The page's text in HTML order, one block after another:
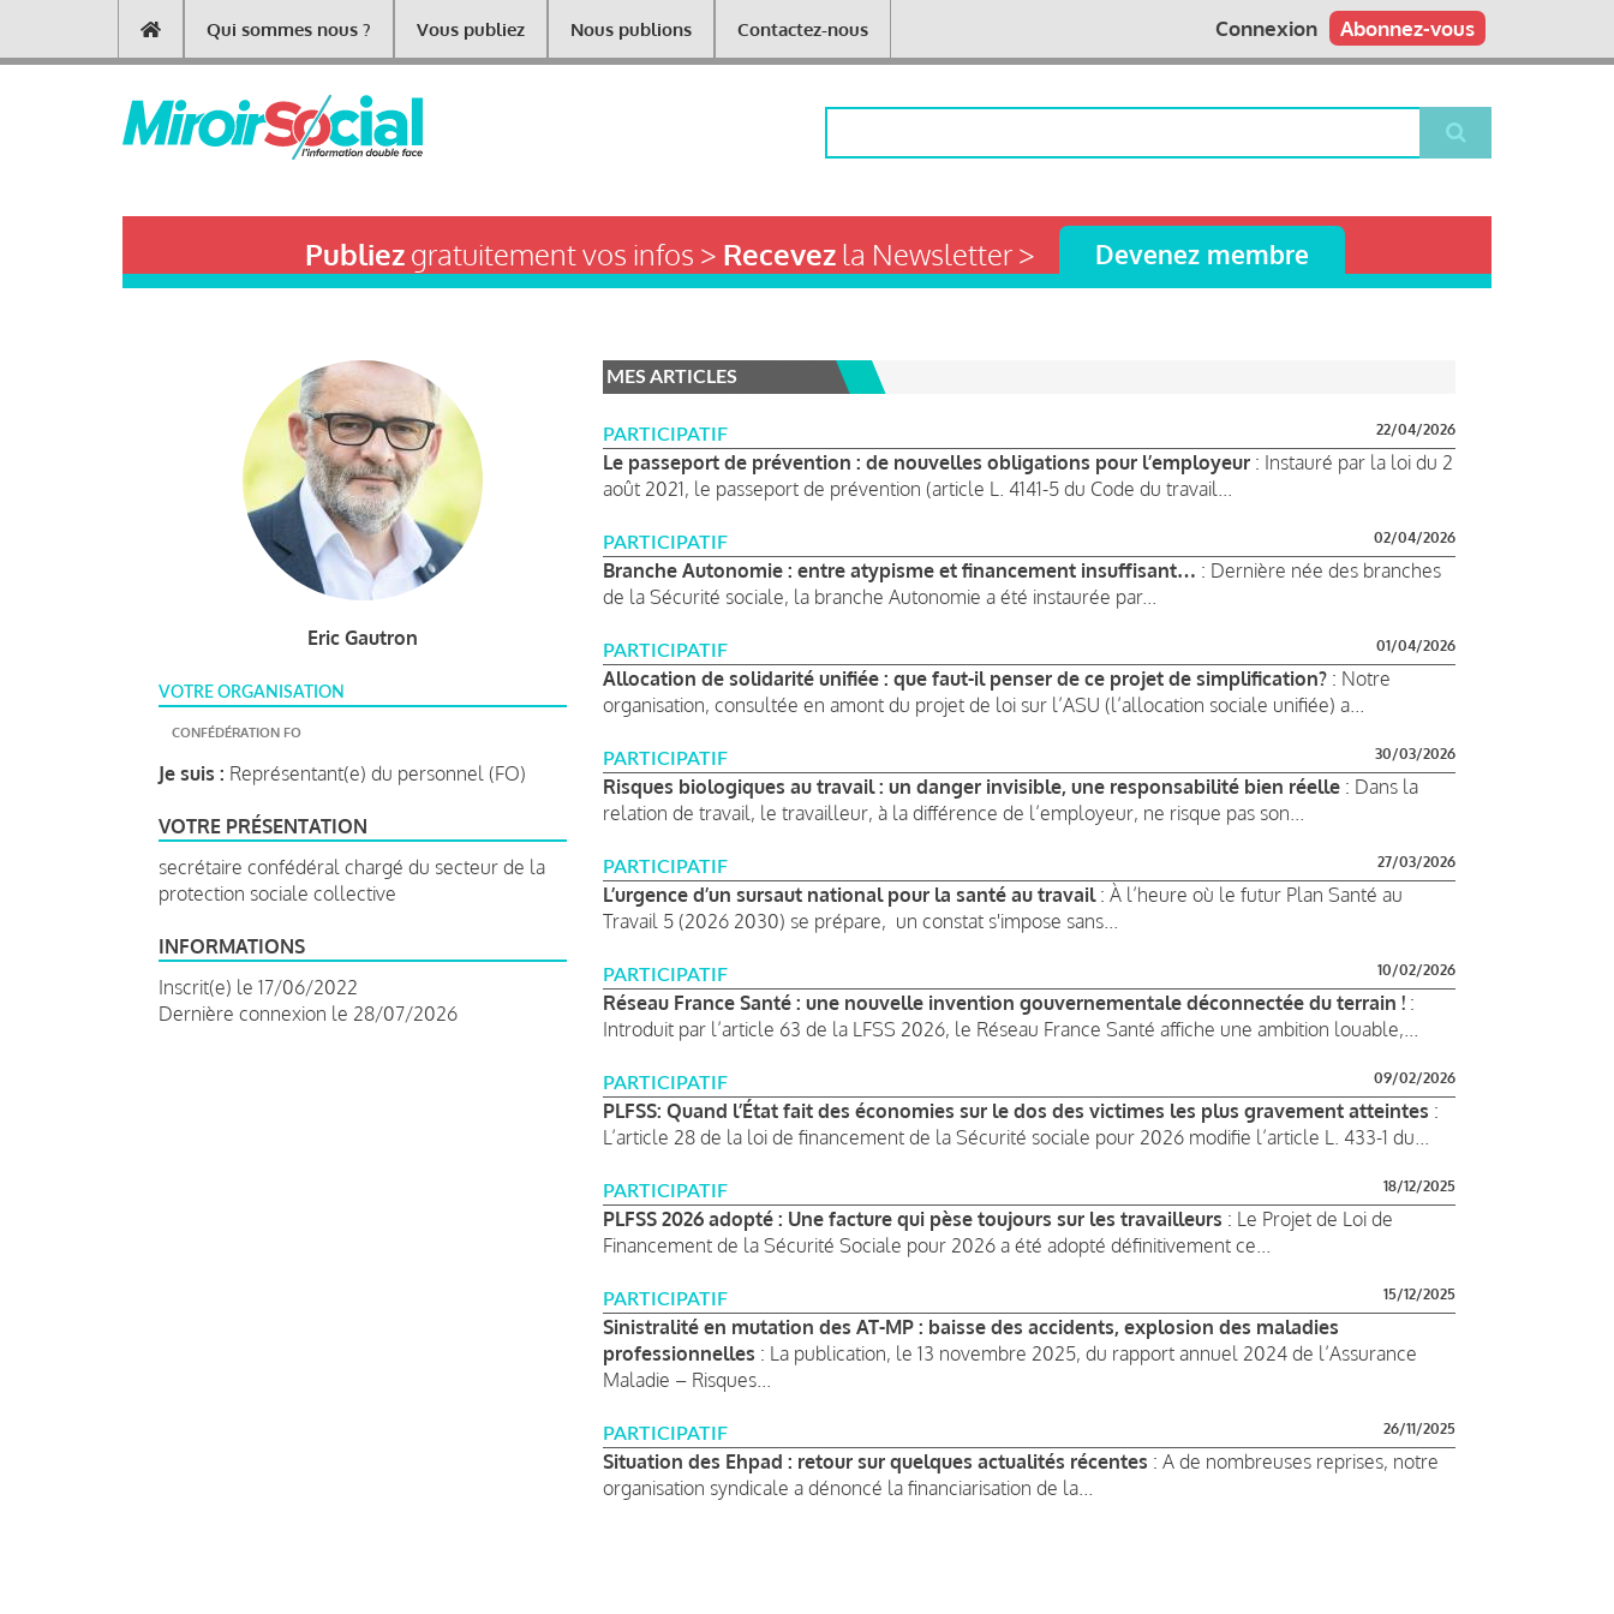
contenu
Main
navigation
Qui sommes nous ? Vous publiez Nous publions Contactez-nous Abonnez-vous
Connexion
Publiezgratuitement vos infos > Recevezla Newsletter > Devenez membre
Eric Gautron
VOTRE ORGANISATION
CONFÉDÉRATION FO
Je suis : Représentant(e) du personnel (FO)
VOTRE PRÉSENTATION
secrétaire confédéral chargé du secteur de la
protection sociale collective
INFORMATIONS
Inscrit(e) le 17/06/2022
Dernière connexion le 28/07/2026
MES ARTICLES
PARTICIPATIF 22/04/2026
Le passeport de prévention : de nouvelles obligations pour l’employeur : Instauré par la loi du 2
août 2021, le passeport de prévention (article L. 4141-5 du Code du travail...
PARTICIPATIF 02/04/2026
Branche Autonomie : entre atypisme et financement insuffisant… : Dernière née des branches
de la Sécurité sociale, la branche Autonomie a été instaurée par...
PARTICIPATIF 01/04/2026
Allocation de solidarité unifiée : que faut-il penser de ce projet de simplification? : Notre
organisation, consultée en amont du projet de loi sur l’ASU (l’allocation sociale unifiée) a...
PARTICIPATIF 30/03/2026
Risques biologiques au travail : un danger invisible, une responsabilité bien réelle : Dans la
relation de travail, le travailleur, à la différence de l’employeur, ne risque pas son...
PARTICIPATIF 27/03/2026
L’urgence d’un sursaut national pour la santé au travail: À l’heure où le futur Plan Santé au
Travail 5 (2026 2030) se prépare, un constat s'impose sans...
PARTICIPATIF 10/02/2026
Réseau France Santé : une nouvelle invention gouvernementale déconnectée du terrain ! :
Introduit par l’article 63 de la LFSS 2026, le Réseau France Santé affiche une ambition louable,...
PARTICIPATIF 09/02/2026
PLFSS: Quand l’État fait des économies sur le dos des victimes les plus gravement atteintes :
L’article 28 de la loi de financement de la Sécurité sociale pour 2026 modifie l’article L. 433-1 du...
PARTICIPATIF 18/12/2025
PLFSS 2026 adopté : Une facture qui pèse toujours sur les travailleurs : Le Projet de Loi de
Financement de la Sécurité Sociale pour 2026 a été adopté définitivement ce...
PARTICIPATIF 15/12/2025
Sinistralité en mutation des AT-MP : baisse des accidents, explosion des maladies
professionnelles : La publication, le 13 novembre 2025, du rapport annuel 2024 de l’Assurance
Maladie – Risques...
PARTICIPATIF 26/11/2025
Situation des Ehpad : retour sur quelques actualités récentes : A de nombreuses reprises, notre
organisation syndicale a dénoncé la financiarisation de la...